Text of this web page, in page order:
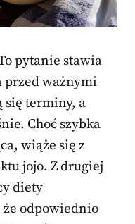
pytanie stawia
przed ważnymi
terminy, a
Choć szybka
wiąże się z
jojo. Z drugiej
diety
odpowiednio